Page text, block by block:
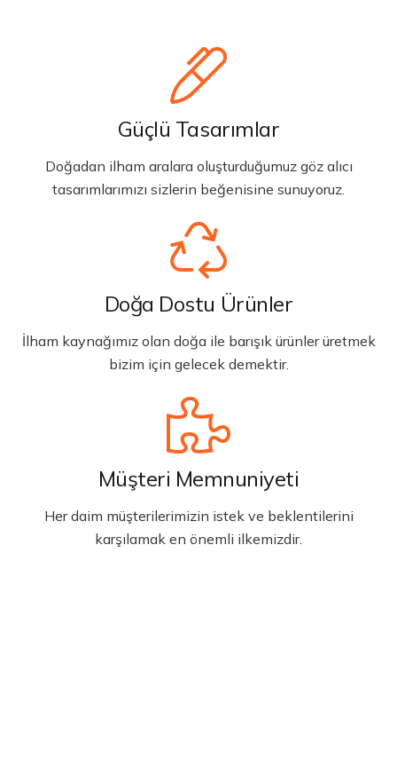
Güçlü Tasarımlar
Doğadan ilham aralara oluşturduğumuz göz alıcı
tasarımlarımızı sizlerin beğenisine sunuyoruz.
Doğa Dostu Ürünler
İlham kaynağımız olan doğa ile barışık ürünler üretmek
bizim için gelecek demektir.
Müşteri Memnuniyeti
Her daim müşterilerimizin istek ve beklentilerini
karşılamak en önemli ilkemizdir.